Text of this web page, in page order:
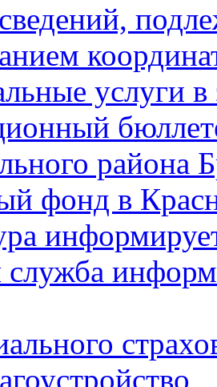
услуги в
района
фонд в
служба